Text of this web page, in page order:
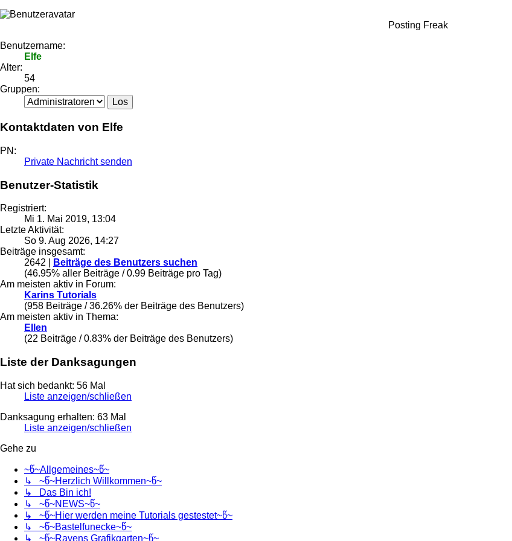
Posting Freak
Benutzername:
Elfe
Alter:
54
Gruppen:
Kontaktdaten von Elfe
PN:
Private Nachricht senden
Benutzer-Statistik
Registriert:
Mi 1. Mai 2019, 13:04
Letzte Aktivität:
So 9. Aug 2026, 14:27
Beiträge insgesamt:
2642 |
Beiträge des Benutzers suchen
(46.95% aller Beiträge / 0.99 Beiträge pro Tag)
Am meisten aktiv in Forum:
Karins Tutorials
(958 Beiträge / 36.26% der Beiträge des Benutzers)
Am meisten aktiv in Thema:
Ellen
(22 Beiträge / 0.83% der Beiträge des Benutzers)
Liste der Danksagungen
Hat sich bedankt: 56 Mal
Liste anzeigen/schließen
Danksagung erhalten: 63 Mal
Liste anzeigen/schließen
Gehe zu
~წ~Allgemeines~წ~
↳ ~წ~Herzlich Willkommen~წ~
↳ Das Bin ich!
↳ ~წ~NEWS~წ~
↳ ~წ~Hier werden meine Tutorials gestestet~წ~
↳ ~წ~Bastelfunecke~წ~
↳ ~წ~Ravens Grafikgarten~წ~